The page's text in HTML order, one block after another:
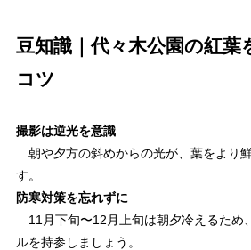
豆知識｜代々木公園の紅葉
コツ
撮影は逆光を意識
朝や夕方の斜めからの光が、葉をより
す。
防寒対策を忘れずに
11月下旬〜12月上旬は朝夕冷えるため
ルを持参しましょう。